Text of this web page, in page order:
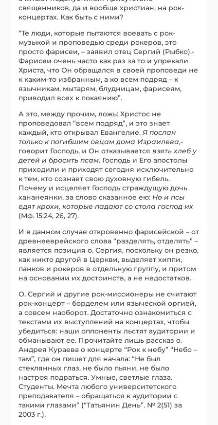
священников, да и вообще христиан, на рок-
концертах. Как быть с ними?
“Те люди, которые пытаются воевать с рок-
музыкой и проповедью среди рокеров, это
просто фарисеи, – заявил отец Сергий (Рыбко).-
Фарисеи очень часто как раз за то и упрекали
Христа, что Он обращался в своей проповеди не
к каким-то избранным, а ко всем подряд – к
язычникам, мытарям, блудницам, фарисеям,
приводил всех к покаянию”.
А это, между прочим, ложь: Христос не
проповедовал “всем подряд”, и это знает
каждый, кто открывал Евангелие.Я послан
только к погибшим овцам дома Израилева,-
говорит Господь, и Он отказываетсявзять хлеб у
детей и бросить псам. Господь и Его апостолы
приходили и приходят сегодня исключительно
к тем, кто сознает свою духовную гибель.
Почему и исцеляет Господь страждущую дочь
хананеянки, за слово сказанное ею: Но и псы
едят крохи, которые падают со стола господ их
(Мф. 15:24, 26, 27).
И в данном случае откровенно фарисейской – от
древнееврейского слова “разделять, отделять” –
является позиция о. Сергия, поскольку он резко,
как никто другой в Церкви, выделяет хиппи,
панков и рокеров в отдельную группу, и притом
на основании их достоинств, а не недостатков.
О. Сергий и другие рок-миссионеры не считают
рок-концерт – борделем или языческой оргией,
а совсем наоборот. Достаточно ознакомиться с
текстами их выступлений на концертах, чтобы
убедиться: наши оппоненты льстят аудитории и
обманывают ее. Прочитайте лишь рассказ о.
Андрея Кураева о концерте “Рок к небу” “Небо –
там”, где он пишет для начала: “Не был
стеклянных глаз, не было пьяни, не было
настроя подраться. Умные, светлые глаза.
Студенты. Мечта любого университетского
преподавателя – обращаться к аудитории с
такими глазами” (“Татьянин День”. № 2(51) за
2003 г.).